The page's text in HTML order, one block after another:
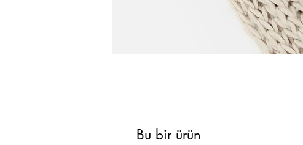
Bu bir ürün